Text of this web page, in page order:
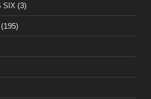
SIX (3)
(195)